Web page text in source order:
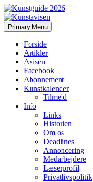
Kunstavisen
Search
Primary Menu Skip
to
Forside
Artikler
Avisen
Facebook
Abonnement
Kunstkalender
Tilmeld
Info
Links
Historien
Om os
Deadlines
Annoncering
Medarbejdere
Læserprofil
Privatlivspolitik